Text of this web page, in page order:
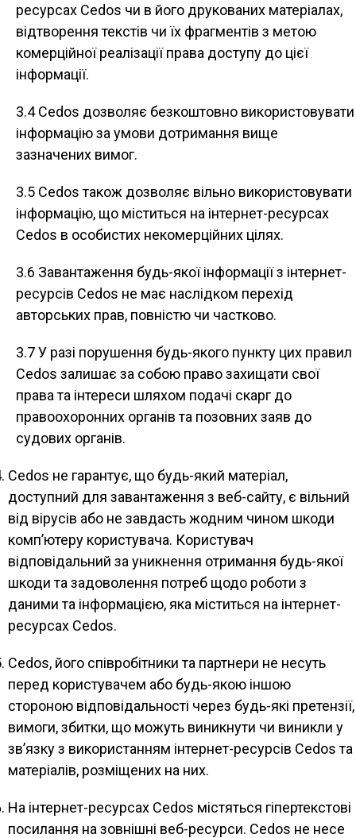
ресурсах Cedos чи в його друкованих матеріалах,
відтворення текстів чи їх фрагментів з метою
комерційної реалізації права доступу до цієї
інформації.
3.4 Cedos дозволяє безкоштовно використовувати
інформацію за умови дотримання вище
зазначених вимог.
3.5 Cedos також дозволяє вільно використовувати
інформацію, що міститься на інтернет-ресурсах
Cedos в особистих некомерційних цілях.
3.6 Завантаження будь-якої інформації з інтернет-
ресурсів Cedos не має наслідком перехід
авторських прав, повністю чи частково.
3.7 У разі порушення будь-якого пункту цих правил
Cedos залишає за собою право захищати свої
права та інтереси шляхом подачі скарг до
правоохоронних органів та позовних заяв до
судових органів.
Cedos не гарантує, що будь-який матеріал,
доступний для завантаження з веб-сайту, є вільний
від вірусів або не завдасть жодним чином шкоди
комп’ютеру користувача. Користувач
відповідальний за уникнення отримання будь-якої
шкоди та задоволення потреб щодо роботи з
даними та інформацією, яка міститься на інтернет-
ресурсах Cedos.
Cedos, його співробітники та партнери не несуть
перед користувачем або будь-якою іншою
стороною відповідальності через будь-які претензії,
вимоги, збитки, що можуть виникнути чи виникли у
зв’язку з використанням інтернет-ресурсів Cedos та
матеріалів, розміщених на них.
На інтернет-ресурсах Cedos містяться гіпертекстові
посилання на зовнішні веб-ресурси. Cedos не несе